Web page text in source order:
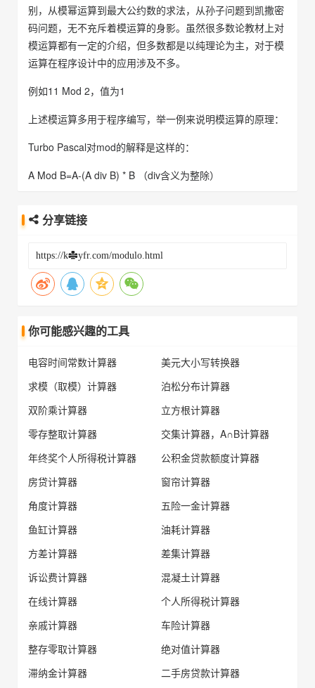
别，从模幂运算到最大公约数的求法，从孙子问题到凯撒密
码问题，无不充斥着模运算的身影。虽然很多数论教材上对
模运算都有一定的介绍，但多数都是以纯理论为主，对于模
运算在程序设计中的应用涉及不多。
例如11 Mod 2，值为1
上述模运算多用于程序编写，举一例来说明模运算的原理：
Turbo Pascal对mod的解释是这样的：
A Mod B=A-(A div B) * B （div含义为整除）
分享链接
你可能感兴趣的工具
电容时间常数计算器
美元大小写转换器
求模（取模）计算器
泊松分布计算器
双阶乘计算器
立方根计算器
零存整取计算器
交集计算器，A∩B计算器
年终奖个人所得税计算器
公积金贷款额度计算器
房贷计算器
窗帘计算器
角度计算器
五险一金计算器
鱼缸计算器
油耗计算器
方差计算器
差集计算器
诉讼费计算器
混凝土计算器
在线计算器
个人所得税计算器
亲戚计算器
车险计算器
整存零取计算器
绝对值计算器
滞纳金计算器
二手房贷款计算器